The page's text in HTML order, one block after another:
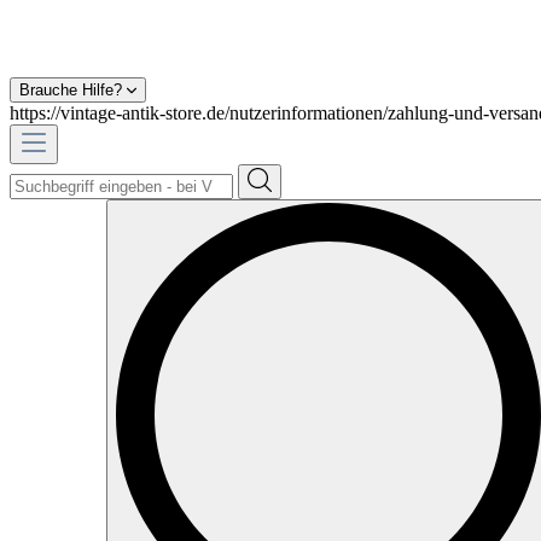
Brauche Hilfe?
https://vintage-antik-store.de/nutzerinformationen/zahlung-und-